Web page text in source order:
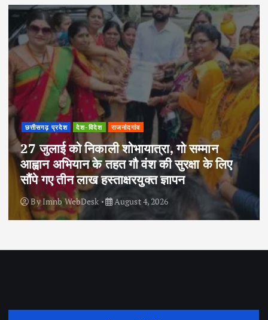
छत्तीसगढ़ प्रदेश देश-विदेश राजनांदगांव
27 जुलाई को निकाली शोभायात्रा, गो सम्मान
आह्वान अभियान के तहत गौ वंश की सुरक्षा के लिए
सौंपे गए तीन लाख हस्ताक्षरयुक्त ज्ञापन
ByImnb WebDesk August 4, 2026